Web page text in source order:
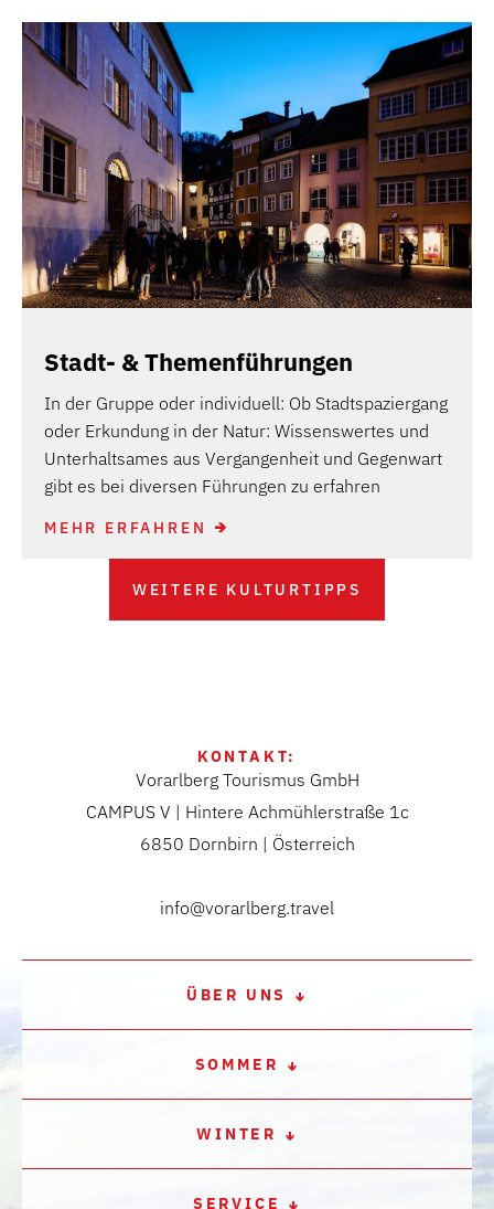
Stadt- & Themenführungen
In der Gruppe oder individuell: Ob Stadtspaziergang
oder Erkundung in der Natur: Wissenswertes und
Unterhaltsames aus Vergangenheit und Gegenwart
gibt es bei diversen Führungen zu erfahren
MEHR ERFAHREN
WEITERE KULTURTIPPS
KONTAKT:
Vorarlberg Tourismus GmbH
CAMPUS V | Hintere Achmühlerstraße 1c
6850 Dornbirn | Österreich
info@vorarlberg.travel
ÜBER UNS
SOMMER
WINTER
SERVICE